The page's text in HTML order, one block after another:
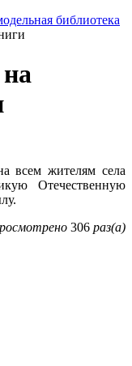
библиотека
всем жителям села
Отечественную
306 раз(а)